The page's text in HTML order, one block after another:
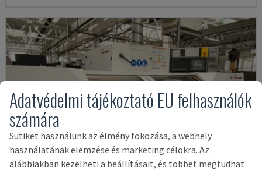
Adatvédelmi tájékoztató EU felhasználók
számára
Sütiket használunk az élmény fokozása, a webhely
használatának elemzése és marketing célokra. Az
alábbiakban kezelheti a beállításait, és többet megtudhat